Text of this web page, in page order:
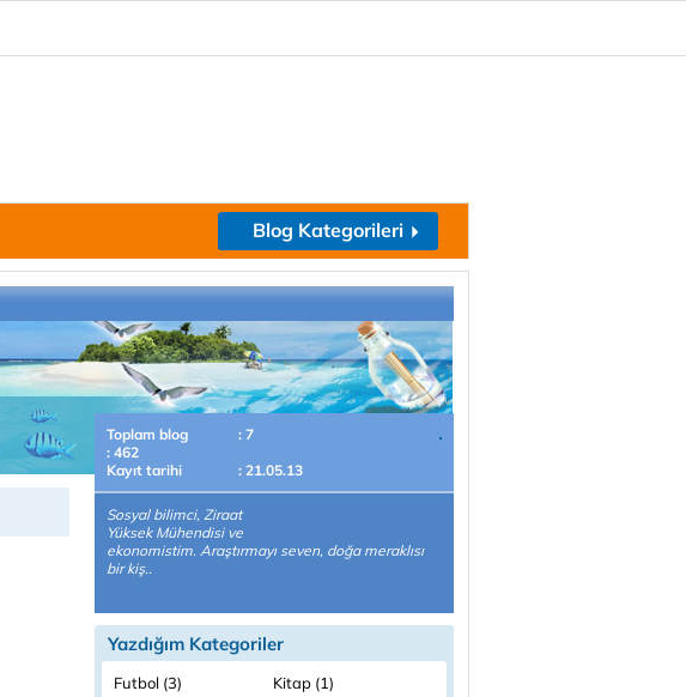
Blog Kategorileri
Toplam blog
: 7
: 462
Kayıt tarihi
: 21.05.13
Sosyal bilimci, Ziraat
Yüksek Mühendisi ve
ekonomistim. Araştırmayı seven, doğa meraklısı
bir kiş..
Yazdığım Kategoriler
Futbol (3)
Kitap (1)